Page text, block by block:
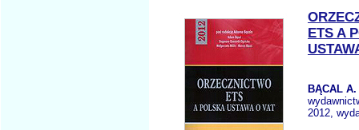
ETS A
BĄCAL A.
2012,